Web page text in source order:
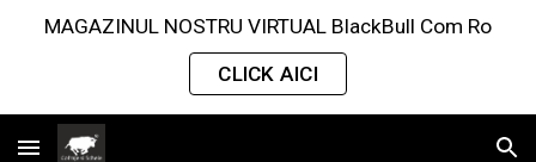
MAGAZINUL NOSTRU VIRTUAL BlackBull Com Ro
CLICK AICI